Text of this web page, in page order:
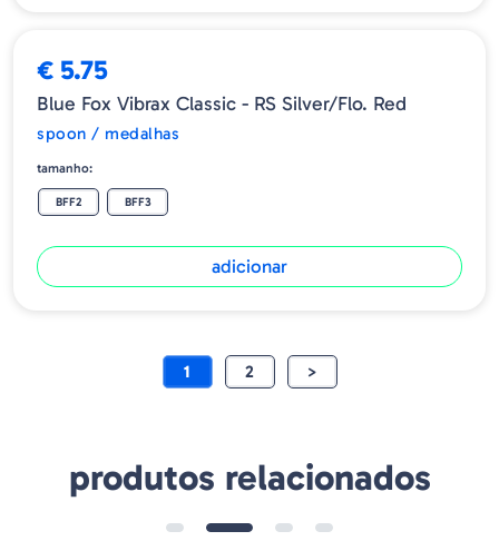
€ 5.75
Blue Fox Vibrax Classic - RS Silver/Flo. Red
spoon / medalhas
tamanho:
BFF2 BFF3
adicionar
1 2 >
produtos relacionados